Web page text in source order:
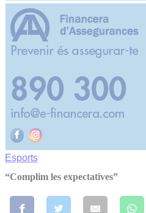
Esports
“Complim les expectatives”